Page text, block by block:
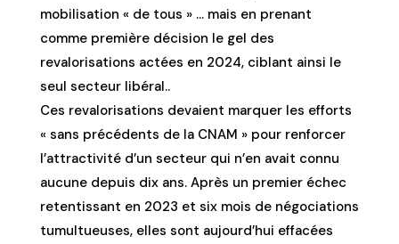
mobilisation « de tous » … mais en prenant
comme première décision le gel des
revalorisations actées en 2024, ciblant ainsi le
seul secteur libéral..
Ces revalorisations devaient marquer les efforts
« sans précédents de la CNAM » pour renforcer
l’attractivité d’un secteur qui n’en avait connu
aucune depuis dix ans. Après un premier échec
retentissant en 2023 et six mois de négociations
tumultueuses, elles sont aujourd’hui effacées